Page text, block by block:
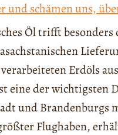
und schämen uns,
Öl trifft
Erdöls
eine der wichtigsten
und Brandenburgs
Flughaben,